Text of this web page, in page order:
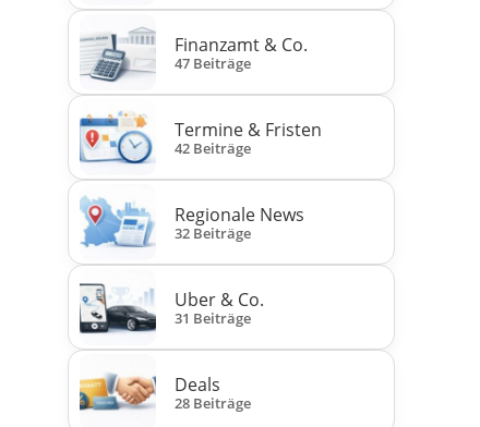
Finanzamt & Co.
47 Beiträge
Termine & Fristen
42 Beiträge
Regionale News
32 Beiträge
Uber & Co.
31 Beiträge
Deals
28 Beiträge